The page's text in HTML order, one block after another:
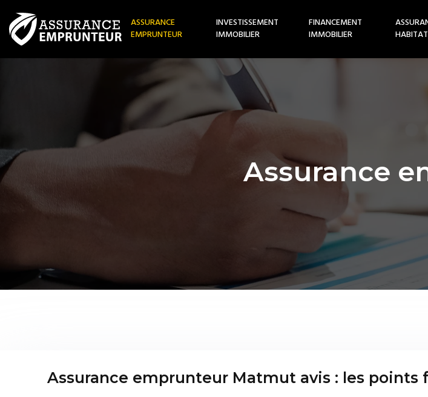
ASSURANCE
EMPRUNTEUR
INVESTISSEMENT
IMMOBILIER
FINANCEMENT
IMMOBILIER
Assurance
Assurance emprunteur Matmut avis : les points